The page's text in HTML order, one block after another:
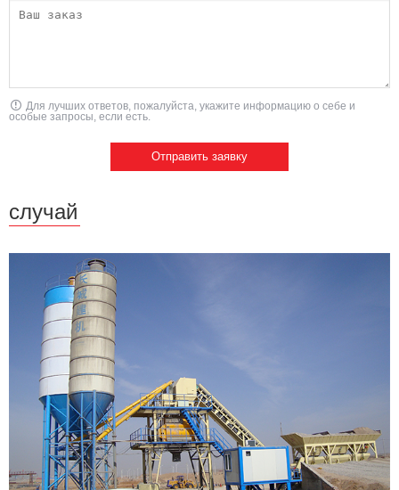
Для лучших ответов, пожалуйста, укажите информацию о себе и
особые запросы, если есть.
случай